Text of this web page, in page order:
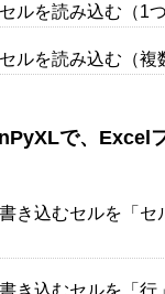
ルを読み込む（1つ
ルを読み込む（複
で、Excel
き込むセルを「セ
き込むセルを「行